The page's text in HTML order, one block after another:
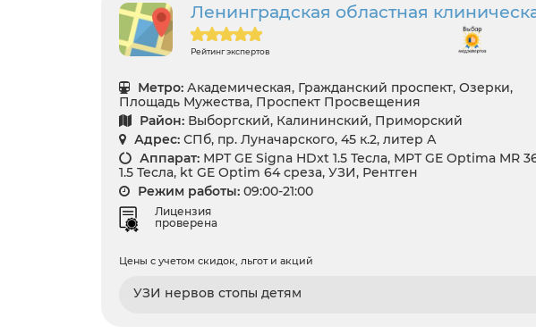
Ленинградская областная
Рейтинг экспертов
Метро: Академическая, Гражданский проспект, Озерки,
Площадь Мужества, Проспект Просвещения
Район: Выборгский, Калининский, Приморский
Адрес: СПб, пр. Луначарского, 45 к.2, литер А
Аппарат: МРТ GE Signa HDxt 1.5 Тесла, МРТ GE Optima MR
1.5 Тесла, kt GE Optim 64 среза, УЗИ, Рентген
Режим работы: 09:00-21:00
Лицензия
проверена
Цены с учетом скидок, льгот и акций
УЗИ нервов стопы детям